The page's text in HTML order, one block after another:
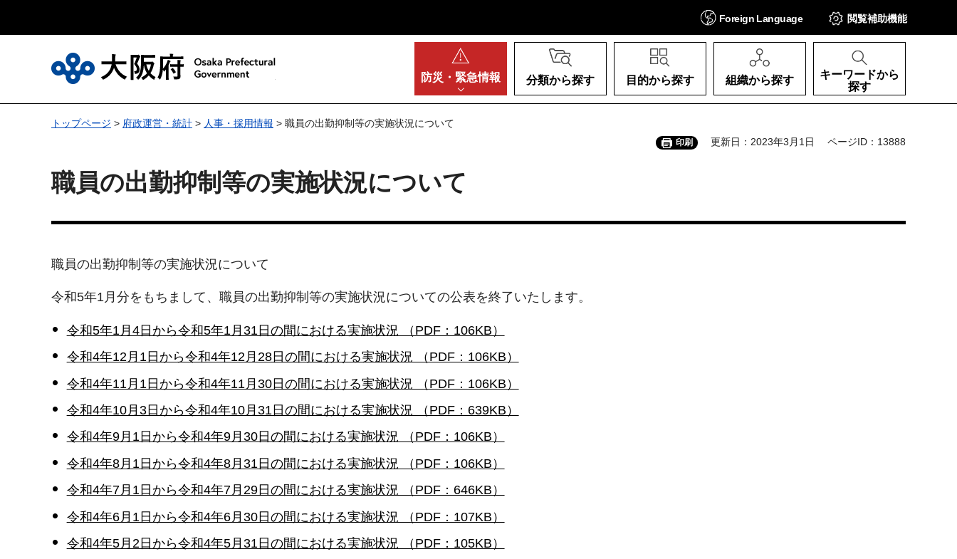
Foreign Language 閲覧補助機能
防災・ 緊急情報 分類から探す 目的から探す 組織から探す
キーワードから
探す
トップページ > 府政運営・統計 > 人事・採用情報 > 職員の出勤抑制等の実施状況について
印刷 更新日：2023年3月1日 ページID：13888
職員の出勤抑制等の実施状況について
職員の出勤抑制等の実施状況について
令和5年1月分をもちまして、職員の出勤抑制等の実施状況についての公表を終了いたします。
令和5年1月4日から令和5年1月31日の間における実施状況 （PDF：106KB）
令和4年12月1日から令和4年12月28日の間における実施状況 （PDF：106KB）
令和4年11月1日から令和4年11月30日の間における実施状況 （PDF：106KB）
令和4年10月3日から令和4年10月31日の間における実施状況 （PDF：639KB）
令和4年9月1日から令和4年9月30日の間における実施状況 （PDF：106KB）
令和4年8月1日から令和4年8月31日の間における実施状況 （PDF：106KB）
令和4年7月1日から令和4年7月29日の間における実施状況 （PDF：646KB）
令和4年6月1日から令和4年6月30日の間における実施状況 （PDF：107KB）
令和4年5月2日から令和4年5月31日の間における実施状況 （PDF：105KB）